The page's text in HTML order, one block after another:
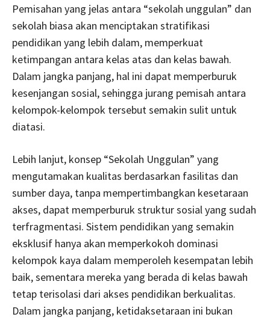
Pemisahan yang jelas antara “sekolah unggulan” dan
sekolah biasa akan menciptakan stratifikasi
pendidikan yang lebih dalam, memperkuat
ketimpangan antara kelas atas dan kelas bawah.
Dalam jangka panjang, hal ini dapat memperburuk
kesenjangan sosial, sehingga jurang pemisah antara
kelompok-kelompok tersebut semakin sulit untuk
diatasi.
Lebih lanjut, konsep “Sekolah Unggulan” yang
mengutamakan kualitas berdasarkan fasilitas dan
sumber daya, tanpa mempertimbangkan kesetaraan
akses, dapat memperburuk struktur sosial yang sudah
terfragmentasi. Sistem pendidikan yang semakin
eksklusif hanya akan memperkokoh dominasi
kelompok kaya dalam memperoleh kesempatan lebih
baik, sementara mereka yang berada di kelas bawah
tetap terisolasi dari akses pendidikan berkualitas.
Dalam jangka panjang, ketidaksetaraan ini bukan